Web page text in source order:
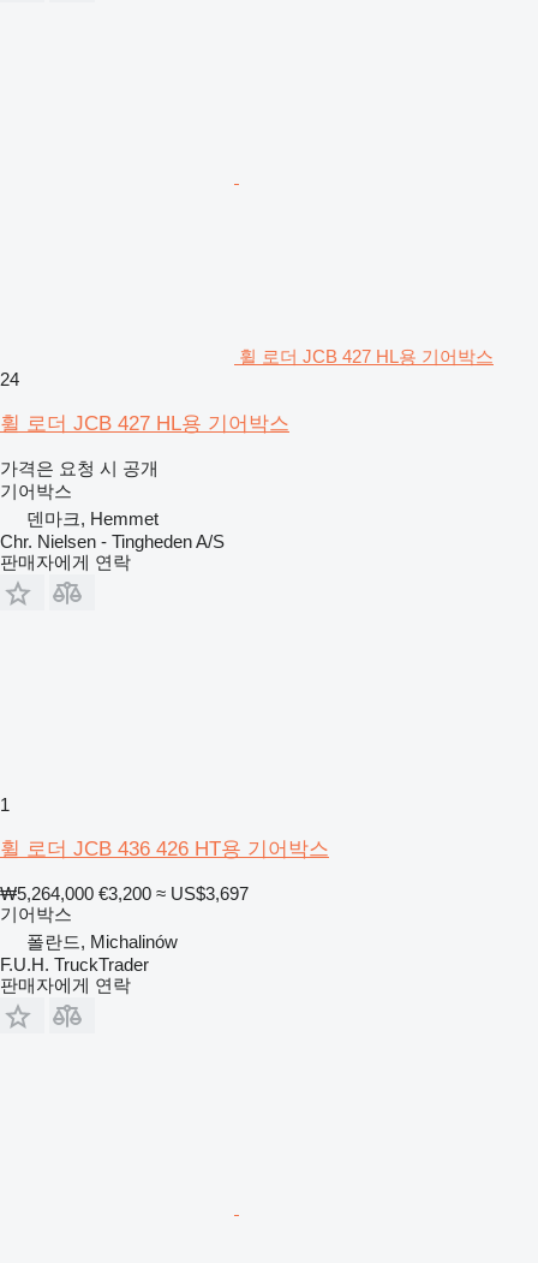
휠 로더 JCB 427 HL용 기어박스
24
휠 로더 JCB 427 HL용 기어박스
가격은 요청 시 공개
기어박스
덴마크, Hemmet
Chr. Nielsen - Tingheden A/S
판매자에게 연락
1
휠 로더 JCB 436 426 HT용 기어박스
₩5,264,000 €3,200 ≈ US$3,697
기어박스
폴란드, Michalinów
F.U.H. TruckTrader
판매자에게 연락